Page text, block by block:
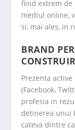
fiind extrem
mediul online,
si, mai ales, in
BRAND
Prezenta
(Facebook,
profesia in
detinerea unui
cateva dintre